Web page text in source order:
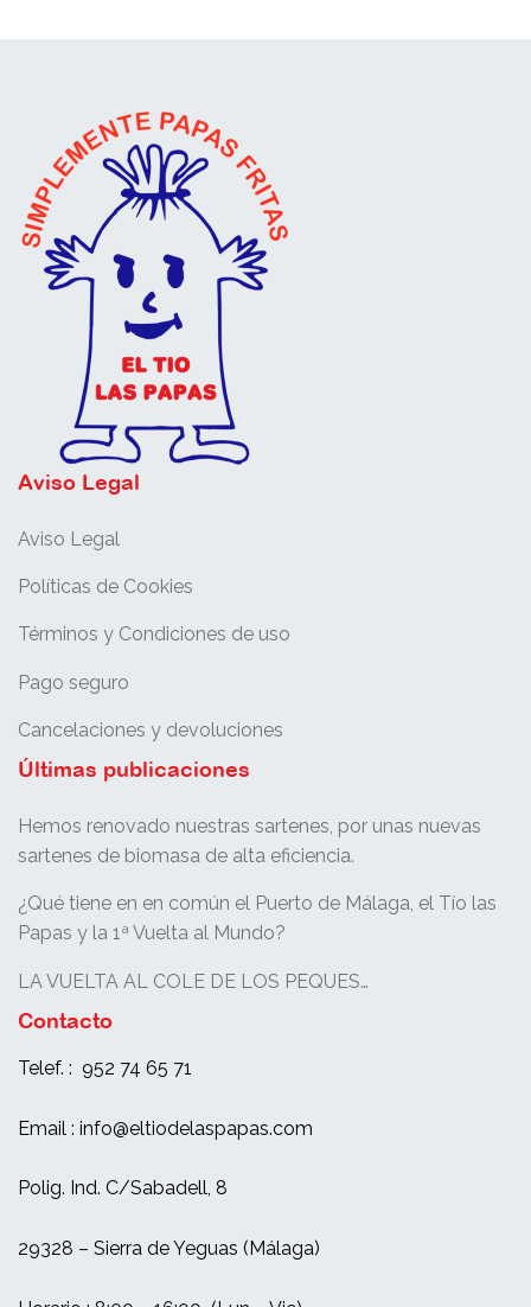
Aviso Legal
Aviso Legal
Políticas de Cookies
Términos y Condiciones de uso
Pago seguro
Cancelaciones y devoluciones
Últimas publicaciones
Hemos renovado nuestras sartenes, por unas nuevas
sartenes de biomasa de alta eficiencia.
¿Qué tiene en en común el Puerto de Málaga, el Tío las
Papas y la 1ª Vuelta al Mundo?
LA VUELTA AL COLE DE LOS PEQUES…
Contacto
Telef. : 952 74 65 71
Email : info@eltiodelaspapas.com
Polig. Ind. C/Sabadell, 8
29328 – Sierra de Yeguas (Málaga)